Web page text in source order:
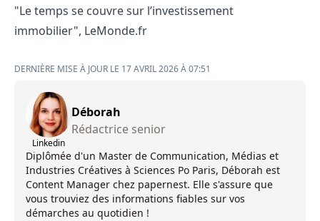
"Le temps se couvre sur l’investissement
immobilier", LeMonde.fr
DERNIÈRE MISE À JOUR LE 17 AVRIL 2026 À 07:51
Linkedin
Déborah
Rédactrice senior
Diplômée d'un Master de Communication, Médias et
Industries Créatives à Sciences Po Paris, Déborah est
Content Manager chez papernest. Elle s'assure que
vous trouviez des informations fiables sur vos
démarches au quotidien !